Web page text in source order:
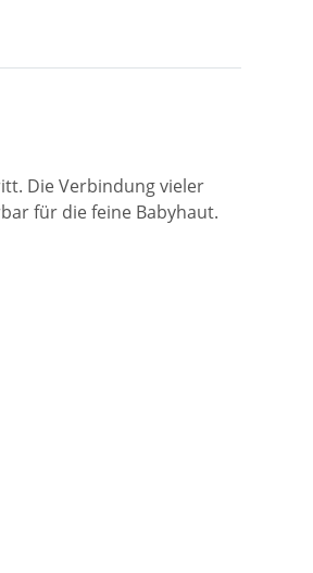
Die Verbindung vieler
für die feine Babyhaut.